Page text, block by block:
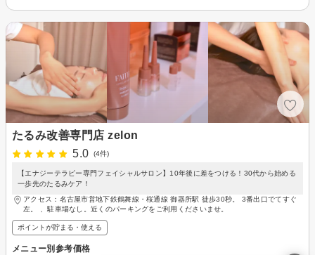
たるみ改善専門店 zelon
5.0
(4件)
【エナジーテラピー専門フェイシャルサロン】10年後に差をつける！30代から始める
一歩先のたるみケア！
アクセス：名古屋市営地下鉄鶴舞線・桜通線 御器所駅 徒歩30秒。 3番出口でてすぐ
左。 、駐車場なし。近くのパーキングをご利用くださいませ。
ポイントが貯まる・使える
メニュー別参考価格